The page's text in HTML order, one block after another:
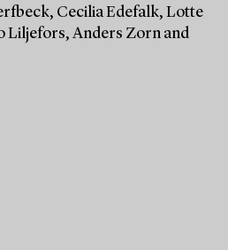
Cecilia Edefalk, Lotte
Liljefors, Anders Zorn and